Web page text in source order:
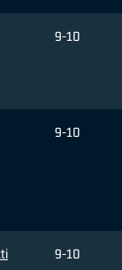
9-10
9-10
9-10